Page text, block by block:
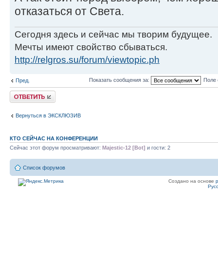
отказаться от Света.
Сегодня здесь и сейчас мы творим будущее.
Мечты имеют свойство сбываться.
http://relgros.su/forum/viewtopic.ph
Пред. Показать сообщения за: Поле
Ответить
Вернуться в ЭКСКЛЮЗИВ
КТО СЕЙЧАС НА КОНФЕРЕНЦИИ
Сейчас этот форум просматривают: Majestic-12 [Bot] и гости: 2
Список форумов
Создано на основе